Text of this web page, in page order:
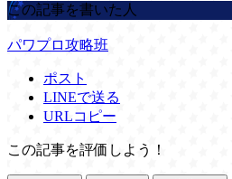
この記事を書いた人
パワプロ攻略班
ポスト
LINEで送る
URLコピー
この記事を評価しよう！